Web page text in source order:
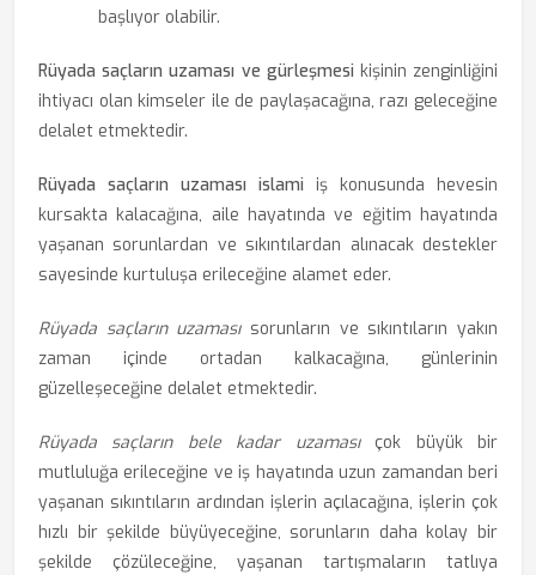
başlıyor olabilir.
Rüyada saçların uzaması ve gürleşmesi kişinin zenginliğini
ihtiyacı olan kimseler ile de paylaşacağına, razı geleceğine
delalet etmektedir.
Rüyada saçların uzaması islami iş konusunda hevesin
kursakta kalacağına, aile hayatında ve eğitim hayatında
yaşanan sorunlardan ve sıkıntılardan alınacak destekler
sayesinde kurtuluşa erileceğine alamet eder.
Rüyada saçların uzamasısorunların ve sıkıntıların yakın
zaman içinde ortadan kalkacağına, günlerinin
güzelleşeceğine delalet etmektedir.
Rüyada saçların bele kadar uzamasıçok büyük bir
mutluluğa erileceğine ve iş hayatında uzun zamandan beri
yaşanan sıkıntıların ardından işlerin açılacağına, işlerin çok
hızlı bir şekilde büyüyeceğine, sorunların daha kolay bir
şekilde çözüleceğine, yaşanan tartışmaların tatlıya